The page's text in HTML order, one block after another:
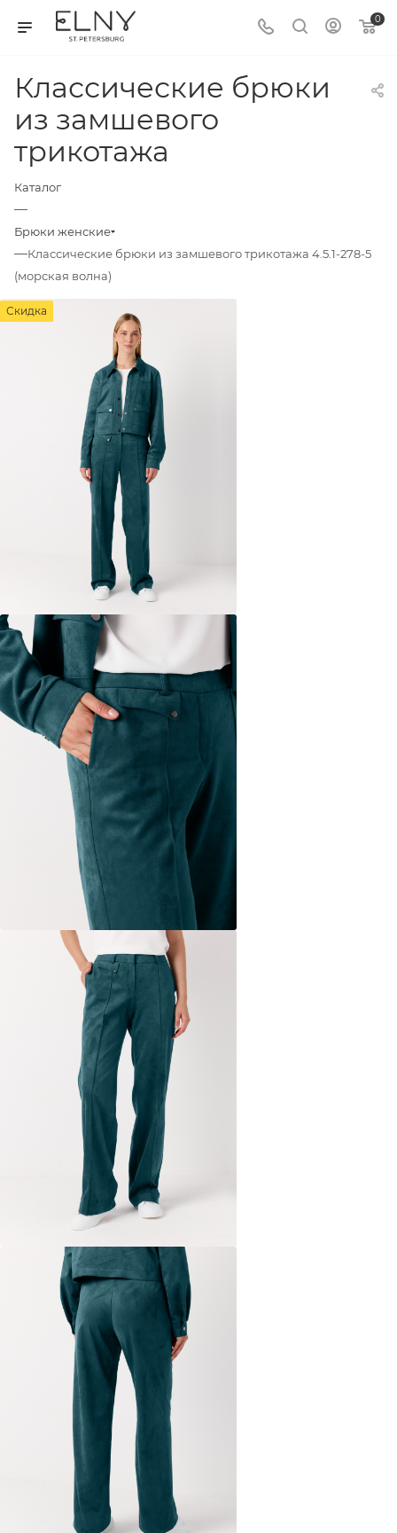
0
Классические брюки
из замшевого
трикотажа
Каталог
—
Брюки женские
—Классические брюки из замшевого трикотажа 4.5.1-278-5
(морская волна)
Скидка
Скидка